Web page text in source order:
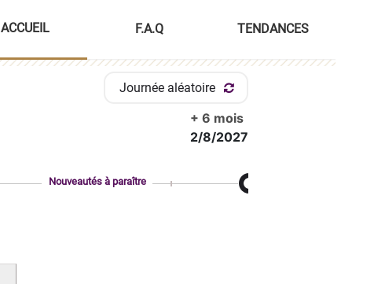
ACCUEIL F.A.Q TENDANCES
Journée aléatoire
+ 6 mois
2/8/2027
Nouveautés à paraître